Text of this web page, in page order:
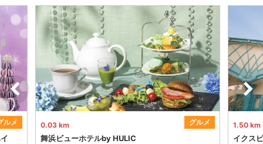
ルメ 0.03 km グルメ
舞浜ビューホテルby HULIC
1.50 km
イクス